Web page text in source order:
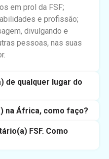
em prol da FSF;
e profissão;
divulgando e
pessoas, nas suas
de qualquer lugar do
na África, como faço?
FSF. Como